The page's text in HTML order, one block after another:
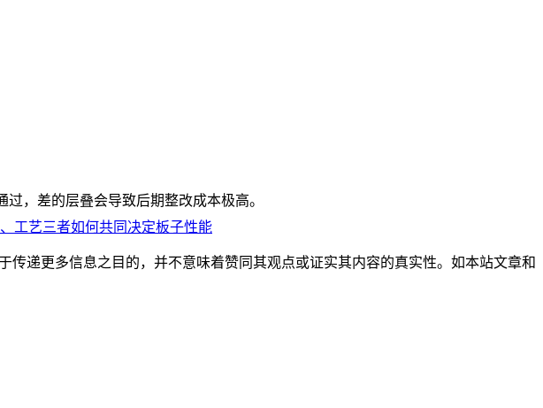
，差的层叠会导致后期整改成本极高。
工艺三者如何共同决定板子性能
递更多信息之目的，并不意味着赞同其观点或证实其内容的真实性。如本站文章和